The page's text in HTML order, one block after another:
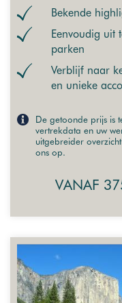
Bekende
Eenvoudig uit
parken
Verblijf naar
en unieke
De getoonde prijs is
vertrekdata en uw
uitgebreider
ons op.
VANAF